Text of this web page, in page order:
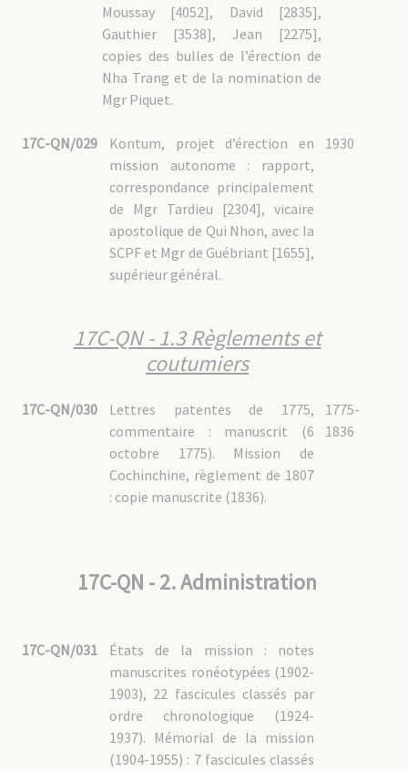
Moussay [4052], David [2835],
Gauthier [3538], Jean [2275],
copies des bulles de l’érection de
Nha Trang et de la nomination de
Mgr Piquet.
17C-QN/029 1930
Kontum, projet d’érection en
mission autonome : rapport,
correspondance principalement
de Mgr Tardieu [2304], vicaire
apostolique de Qui Nhon, avec la
SCPF et Mgr de Guébriant [1655],
supérieur général.
17C-QN - 1.3 Règlements et
coutumiers
17C-QN/030
1775-
1836
Lettres patentes de 1775,
commentaire : manuscrit (6
octobre 1775). Mission de
Cochinchine, règlement de 1807
: copie manuscrite (1836).
17C-QN - 2. Administration
17C-QN/031
États de la mission : notes
manuscrites ronéotypées (1902-
1903), 22 fascicules classés par
ordre chronologique (1924-
1937). Mémorial de la mission
(1904-1955) : 7 fascicules classés